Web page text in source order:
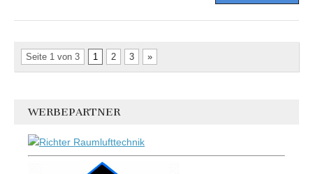
Seite 1 von 3 1 2 3 »
WERBEPARTNER